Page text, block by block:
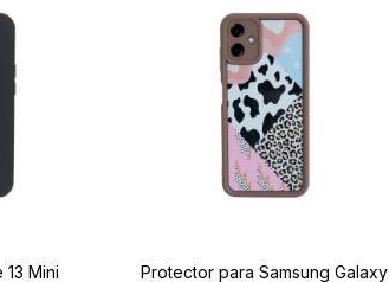
Mini
Protector para Samsung Galaxy